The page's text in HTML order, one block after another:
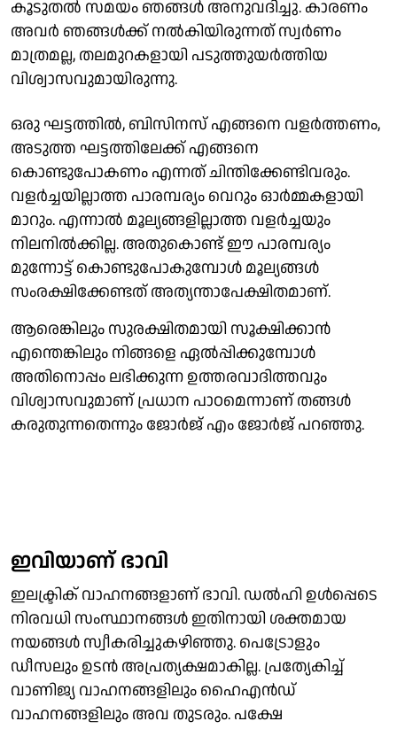
കൂടുതല്‍ സമയം ഞങ്ങള്‍ അനുവദിച്ചു. കാരണം
അവര്‍ ഞങ്ങള്‍ക്ക് നല്‍കിയിരുന്നത് സ്വര്‍ണം
മാത്രമല്ല, തലമുറകളായി പടുത്തുയര്‍ത്തിയ
വിശ്വാസവുമായിരുന്നു.
ഒരു ഘട്ടത്തില്‍, ബിസിനസ് എങ്ങനെ വളര്‍ത്തണം,
അടുത്ത ഘട്ടത്തിലേക്ക് എങ്ങനെ
കൊണ്ടുപോകണം എന്നത് ചിന്തിക്കേണ്ടിവരും.
വളര്‍ച്ചയില്ലാത്ത പാരമ്പര്യം വെറും ഓര്‍മ്മകളായി
മാറും. എന്നാല്‍ മൂല്യങ്ങളില്ലാത്ത വളര്‍ച്ചയും
നിലനില്‍ക്കില്ല. അതുകൊണ്ട് ഈ പാരമ്പര്യം
മുന്നോട്ട് കൊണ്ടുപോകുമ്പോള്‍ മൂല്യങ്ങള്‍
സംരക്ഷിക്കേണ്ടത് അത്യന്താപേക്ഷിതമാണ്.
ആരെങ്കിലും സുരക്ഷിതമായി സൂക്ഷിക്കാന്‍
എന്തെങ്കിലും നിങ്ങളെ ഏല്‍പ്പിക്കുമ്പോള്‍
അതിനൊപ്പം ലഭിക്കുന്ന ഉത്തരവാദിത്തവും
വിശ്വാസവുമാണ് പ്രധാന പാഠമെന്നാണ് തങ്ങൾ
കരുതുന്നതെന്നും ജോര്‍ജ് എം ജോര്‍ജ് പറഞ്ഞു.
ഇവിയാണ് ഭാവി
ഇലക്ട്രിക് വാഹനങ്ങളാണ് ഭാവി. ഡല്‍ഹി ഉള്‍പ്പെടെ
നിരവധി സംസ്ഥാനങ്ങള്‍ ഇതിനായി ശക്തമായ
നയങ്ങള്‍ സ്വീകരിച്ചുകഴിഞ്ഞു. പെട്രോളും
ഡീസലും ഉടന്‍ അപ്രത്യക്ഷമാകില്ല. പ്രത്യേകിച്ച്
വാണിജ്യ വാഹനങ്ങളിലും ഹൈഎന്‍ഡ്
വാഹനങ്ങളിലും അവ തുടരും. പക്ഷേ